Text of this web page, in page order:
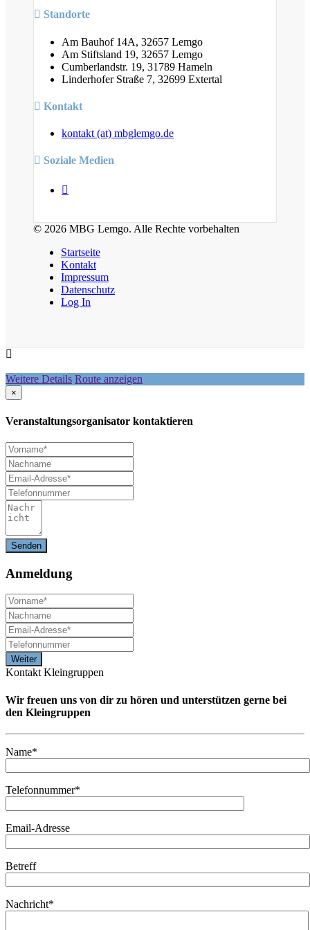
Standorte
Am Bauhof 14A, 32657 Lemgo
Am Stiftsland 19, 32657 Lemgo
Cumberlandstr. 19, 31789 Hameln
Linderhofer Straße 7, 32699 Extertal
Kontakt
kontakt (at) mbglemgo.de
Soziale Medien
© 2026 MBG Lemgo. Alle Rechte vorbehalten
Startseite
Kontakt
Impressum
Datenschutz
Log In
Weitere Details Route anzeigen
×
Veranstaltungsorganisator kontaktieren
Anmeldung
Kontakt Kleingruppen
Wir freuen uns von dir zu hören und unterstützen gerne bei
den Kleingruppen
Name*
Telefonnummer*
Email-Adresse
Betreff
Nachricht*